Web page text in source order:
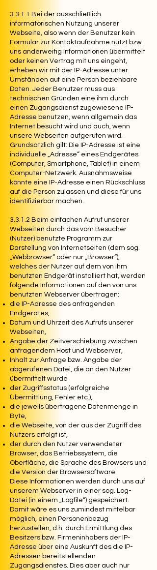
3.3.1.1 Bei der ausschließlich
informatorischen Nutzung unserer
Webseite, also wenn der Benutzer kein
Formular zur Kontaktaufnahme nutzt bzw.
uns anderweitig Informationen übermittelt
oder keinen Vertrag mit uns eingeht,
erheben wir mit der IP-Adresse unter
Umständen auf eine Person beziehbare
Daten. Jeder Benutzer muss aus
technischen Gründen eine ihm durch
einen Zugangsdienst zugewiesene IP-
Adresse benutzen, wenn allgemein das
Internet besucht wird und auch, wenn
unsere Webseiten aufgerufen wird.
Grundsätzlich gilt: Die IP-Adresse ist eine
individuelle „Adresse“ eines Endgerätes
(Computer, Smartphone, Tablet) in einem
Computer-Netzwerk. Ausnahmsweise
könnte eine IP-Adresse einen Rückschluss
auf die Person zulassen und diese für uns
identifizierbar machen.
3.3.1.2 Beim einfachen Aufruf unserer
Webseiten durch das vom Besucher
(Nutzer) benutzte Programm zur
Darstellung von Internetseiten (dem sog.
„Webbrowser“ oder nur „Browser“),
welches der Nutzer auf dem von ihm
benutzten Endgerät installiert hat, werden
folgende Informationen auf den von uns
benutzten Webserver übertragen:
die IP-Adresse des anfragenden
Endgerätes,
Datum und Uhrzeit des Aufrufs unserer
Webseiten,
Angabe der Zeitverschiebung zwischen
anfragendem Host und Webserver,
Inhalt zur Anfrage bzw. Angabe der
abgerufenen Datei, die an den Nutzer
übermittelt wurde
der Zugriffsstatus (erfolgreiche
Übermittlung, Fehler etc.),
die jeweils übertragene Datenmenge in
Byte,
die Webseite, von der aus der Zugriff des
Nutzers erfolgt ist,
der durch den Nutzer verwendeter
Browser, das Betriebssystem, die
Oberfläche, die Sprache des Browsers und
die Version der Browsersoftware.
Diese Informationen werden durch uns auf
unserem Webserver in einer sog. Log-
Datei (in einem „Logfile“) gespeichert.
Damit wäre es uns zumindest mittelbar
möglich, einen Personenbezug
herzustellen, d.h. durch Ermittlung des
Besitzers bzw. Firmeninhabers der IP-
Adresse über eine Auskunft des die IP-
Adressen bereitstellenden
Zugangsdienstes. Dies aber auch nur